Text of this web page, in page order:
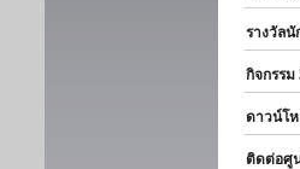
รางวัลนั
กิจกรรม
ดาวน์โห
ติดต่อศู